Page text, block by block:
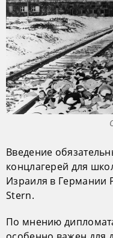
Введение
концлагерей для
Израиля в Германии
Stern.
По мнению